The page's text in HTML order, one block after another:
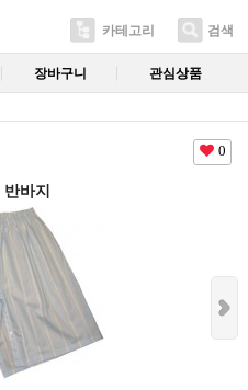
카테고리 검색
장바구니 관심상품
0
반바지